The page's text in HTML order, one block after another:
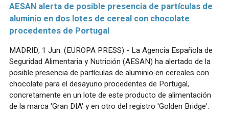
AESAN alerta de posible presencia de partículas de
aluminio en dos lotes de cereal con chocolate
procedentes de Portugal
MADRID, 1 Jun. (EUROPA PRESS) - La Agencia Española de
Seguridad Alimentaria y Nutrición (AESAN) ha alertado de la
posible presencia de partículas de aluminio en cereales con
chocolate para el desayuno procedentes de Portugal,
concretamente en un lote de este producto de alimentación
de la marca 'Gran DIA' y en otro del registro 'Golden Bridge'.